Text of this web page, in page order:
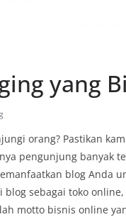
yang
orang? Pastikan
pengunjung banyak
blog Anda
sebagai toko
motto bisnis online